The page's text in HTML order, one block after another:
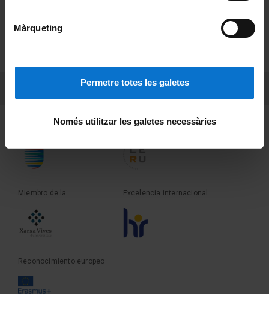
Màrqueting
Permetre totes les galetes
Només utilitzar les galetes necessàries
Privacidad y términos
Sobre UBtv
Fundadora de la Miembro de la
Miembro de la Excelencia internacional
Reconocimiento europeo